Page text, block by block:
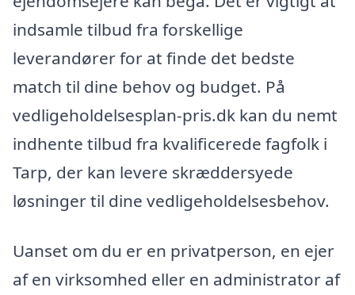
indsamle tilbud fra forskellige
leverandører for at finde det bedste
match til dine behov og budget. På
vedligeholdelsesplan-pris.dk kan du nemt
indhente tilbud fra kvalificerede fagfolk i
Tarp, der kan levere skræddersyede
løsninger til dine vedligeholdelsesbehov.
Uanset om du er en privatperson, en ejer
af en virksomhed eller en administrator af